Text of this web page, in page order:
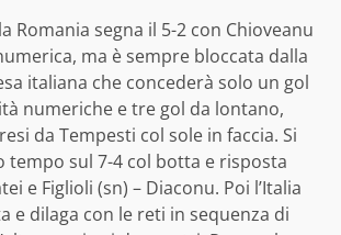
Romania segna il 5-2 con Chioveanu
ma è sempre bloccata dalla
italiana che concederà solo un gol
numeriche e tre gol da lontano,
da Tempesti col sole in faccia. Si
tempo sul 7-4 col botta e risposta
e Figlioli (sn) – Diaconu. Poi l’Italia
e dilaga con le reti in sequenza di